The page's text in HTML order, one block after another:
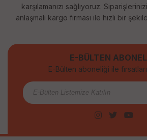
karşılamanızı sağlıyoruz.
anlaşmalı kargo firması ile hızlı bir
E-BÜLTEN
E-Bülten aboneliği ile fırsatları